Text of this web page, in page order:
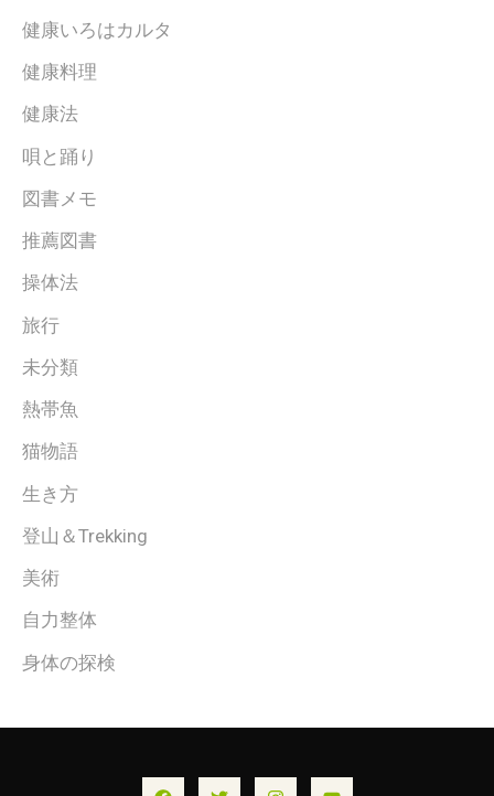
健康いろはカルタ
健康料理
健康法
唄と踊り
図書メモ
推薦図書
操体法
旅行
未分類
熱帯魚
猫物語
生き方
登山＆Trekking
美術
自力整体
身体の探検